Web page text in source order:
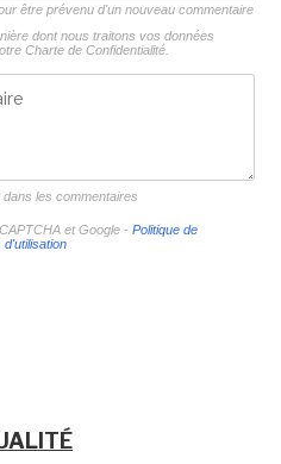
être prévenu d'un nouveau commentaire
dont nous traitons vos données
Charte de Confidentialité.
les commentaires
et Google - Politique de
d'utilisation